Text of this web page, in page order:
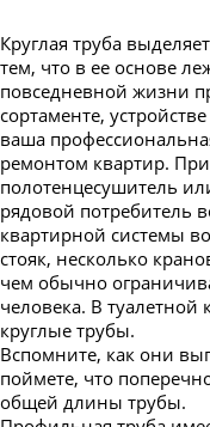
Труба
Труба
Труба
Труба
Труба
Труба
Труба
Труба профильная
Труба профильная
Труба
Круглая труба
тем, что в ее основе
повседневной жизни
сортаменте,
ваша
ремонтом квартир.
полотенцесушитель
рядовой потребитель
квартирной системы
стояк, несколько
чем обычно
человека. В
круглые трубы.
Вспомните, как они
поймете, что
общей длины трубы.